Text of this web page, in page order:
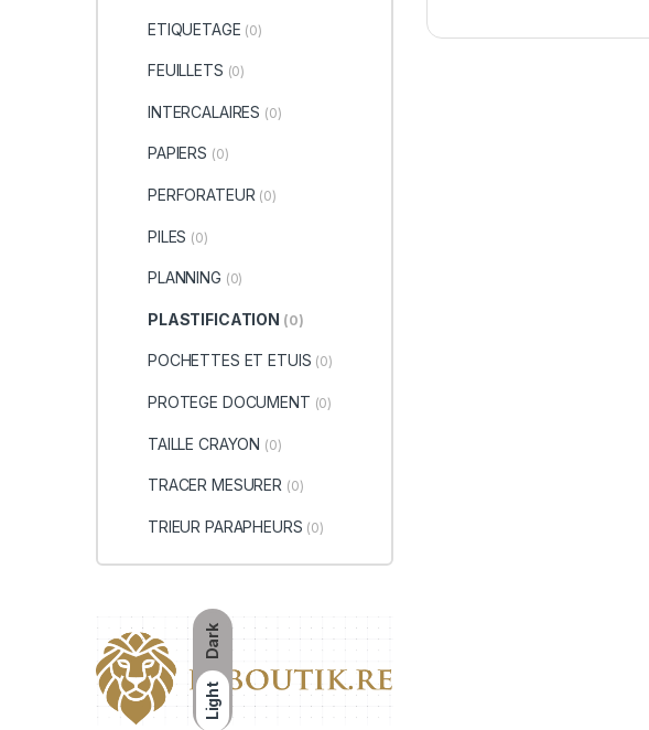
Dark
Light
ETIQUETAGE (0)
FEUILLETS (0)
INTERCALAIRES (0)
PAPIERS (0)
PERFORATEUR (0)
PILES (0)
PLANNING (0)
PLASTIFICATION (0)
POCHETTES ET ETUIS (0)
PROTEGE DOCUMENT (0)
TAILLE CRAYON (0)
TRACER MESURER (0)
TRIEUR PARAPHEURS (0)